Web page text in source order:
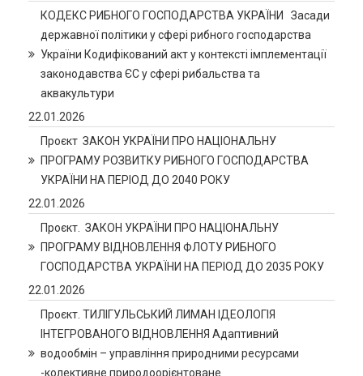
КОДЕКС РИБНОГО ГОСПОДАРСТВА УКРАЇНИ Засади
державної політики у сфері рибного господарства
України Кодифікований акт у контексті імплементації
законодавства ЄС у сфері рибальства та
аквакультури
22.01.2026
Проєкт ЗАКОН УКРАЇНИ ПРО НАЦІОНАЛЬНУ
ПРОГРАМУ РОЗВИТКУ РИБНОГО ГОСПОДАРСТВА
УКРАЇНИ НА ПЕРІОД ДО 2040 РОКУ
22.01.2026
Проєкт. ЗАКОН УКРАЇНИ ПРО НАЦІОНАЛЬНУ
ПРОГРАМУ ВІДНОВЛЕННЯ ФЛОТУ РИБНОГО
ГОСПОДАРСТВА УКРАЇНИ НА ПЕРІОД ДО 2035 РОКУ
22.01.2026
Проєкт. ТИЛІГУЛЬСЬКИЙ ЛИМАН ІДЕОЛОГІЯ
ІНТЕГРОВАНОГО ВІДНОВЛЕННЯ Адаптивний
водообмін – управління природними ресурсами
-колективне природоорієнтоване